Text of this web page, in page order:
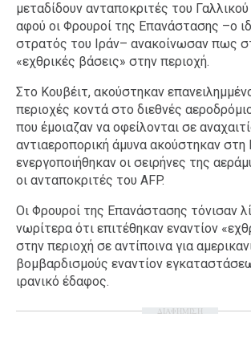
μεταδίδουν ανταποκριτές του
αφού οι Φρουροί της Επανάστασης –ο
στρατός του Ιράν– ανακοίνωσαν πως
«εχθρικές βάσεις» στην περιοχή.
Στο Κουβέιτ, ακούστηκαν
περιοχές κοντά στο διεθνές
που έμοιαζαν να οφείλονται σε
αντιαεροπορική άμυνα ακούστηκαν
ενεργοποιήθηκαν οι σειρήνες της
οι ανταποκριτές του AFP.
Οι Φρουροί της Επανάστασης τόνισαν
νωρίτερα ότι επιτέθηκαν εναντίον
στην περιοχή σε αντίποινα για
βομβαρδισμούς εναντίον
ιρανικό έδαφος.
ΔΙΑΦΗΜΙΣΗ